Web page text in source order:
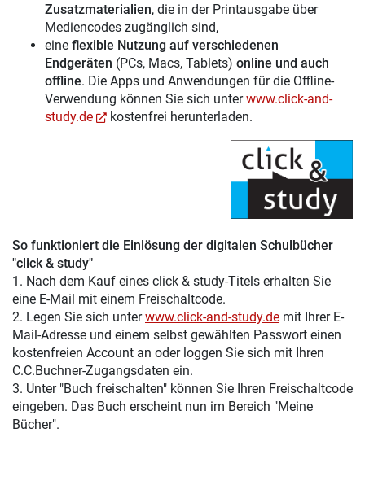
Zusatzmaterialien, die in der Printausgabe über
Mediencodes zugänglich sind,
eine flexible Nutzung auf verschiedenen
Endgeräten (PCs, Macs, Tablets) online und auch
offline. Die Apps und Anwendungen für die Offline-
Verwendung können Sie sich unterwww.click-and-
study.de
kostenfrei herunterladen.
So funktioniert die Einlösung der digitalen Schulbücher
"click & study"
1. Nach dem Kauf eines click & study-Titels erhalten Sie
eine E-Mail mit einem Freischaltcode.
2. Legen Sie sich unterwww.click-and-study.de mit Ihrer E-
Mail-Adresse und einem selbst gewählten Passwort einen
kostenfreien Account an oder loggen Sie sich mit Ihren
C.C.Buchner-Zugangsdaten ein.
3. Unter "Buch freischalten" können Sie Ihren Freischaltcode
eingeben. Das Buch erscheint nun im Bereich "Meine
Bücher".